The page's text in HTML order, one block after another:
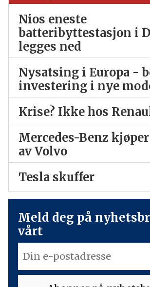
Nios eneste
batteribyttestasjon i
legges ned
Nysatsing i Europa -
investering i nye
Krise? Ikke hos
Mercedes-Benz
av Volvo
Tesla skuffer
Meld deg på
vårt